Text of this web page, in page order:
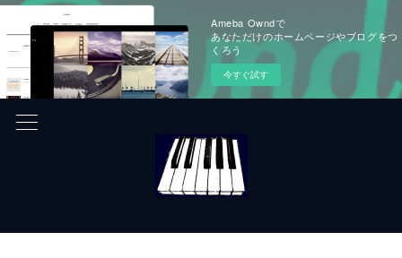
Ameba Owndで
あなただけのホームページやブログをつ
くろう
今すぐ試す